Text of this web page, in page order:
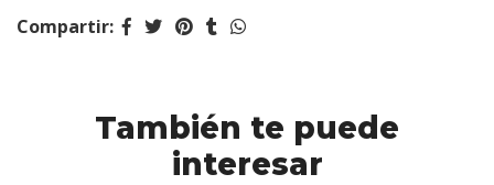
Compartir:
También te puede
interesar